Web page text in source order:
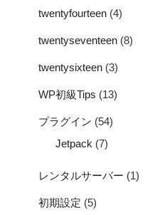
twentyfourteen (4)
twentyseventeen (8)
twentysixteen (3)
WP初級Tips (13)
プラグイン (54)
Jetpack (7)
レンタルサーバー (1)
初期設定 (5)